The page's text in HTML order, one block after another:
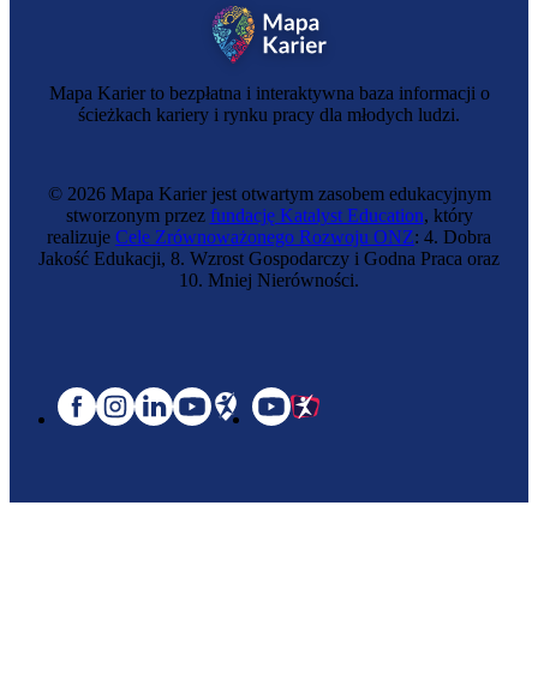
Mapa Karier to bezpłatna i interaktywna baza informacji o
ścieżkach kariery i rynku pracy dla młodych ludzi.
© 2026 Mapa Karier jest otwartym zasobem edukacyjnym
stworzonym przez fundację Katalyst Education, który
realizuje Cele Zrównoważonego Rozwoju ONZ: 4. Dobra
Jakość Edukacji, 8. Wzrost Gospodarczy i Godna Praca oraz
10. Mniej Nierówności.